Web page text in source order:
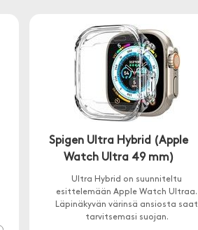
Spigen Ultra Hybrid (Apple
Watch Ultra 49 mm)
Ultra Hybrid on suunniteltu
esittelemään Apple Watch Ultraa.
Läpinäkyvän värinsä ansiosta saat
tarvitsemasi suojan.